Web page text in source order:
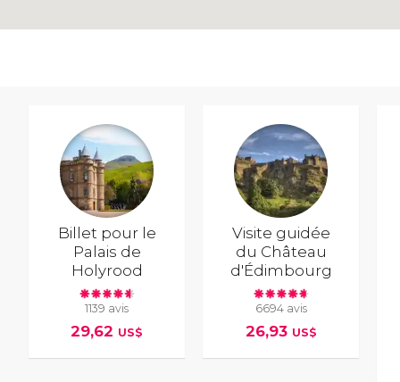
Billet pour le
Palais de
Holyrood
1139 avis
29,62 US$
Visite guidée
du Château
d'Édimbourg
6694 avis
26,93 US$